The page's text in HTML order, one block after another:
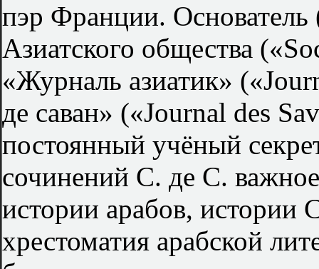
пэр Франции.
Азиатского общества
«Журналь азиатик»
де саван» («Journal des
постоянный учёный
сочинений С. де С.
истории арабов, истории
хрестоматия арабской